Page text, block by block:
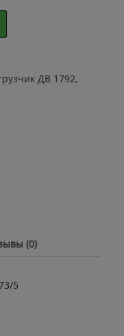
ДВ 1792,
(0)
5